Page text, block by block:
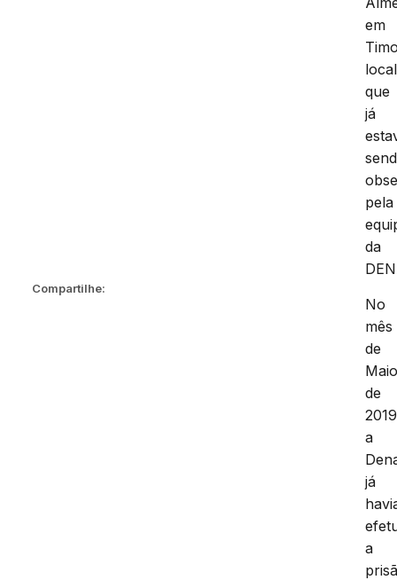
Compartilhe:
em
local
que
já
pela
da
No
mês
de
de
2019
a
já
a